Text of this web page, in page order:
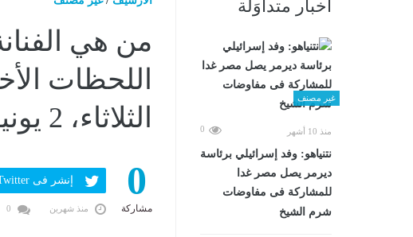
أخبار متداوَلة
غير مصنف
منذ 10 أشهر 0
نتنياهو: وفد إسرائيلي برئاسة
ديرمر يصل مصر غدا
للمشاركة فى مفاوضات
شرم الشيخ
من هي
اللحظات
الثلاثاء، 2 يونيو 2026 07:37 صـ
0
مشاركة
إنشر فى Twitter
منذ شهرين